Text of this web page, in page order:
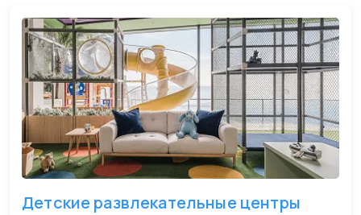
Детские развлекательные центры